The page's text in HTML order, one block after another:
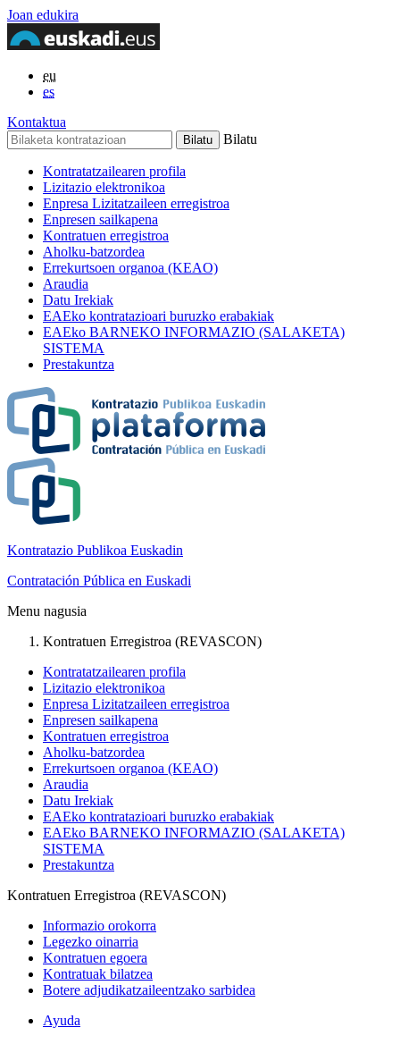
Joan edukira
eu
es
Kontaktua
Bilatu
Kontratatzailearen profila
Lizitazio elektronikoa
Enpresa Lizitatzaileen erregistroa
Enpresen sailkapena
Kontratuen erregistroa
Aholku-batzordea
Errekurtsoen organoa (KEAO)
Araudia
Datu Irekiak
EAEko kontratazioari buruzko erabakiak
EAEko BARNEKO INFORMAZIO (SALAKETA)
SISTEMA
Prestakuntza
Kontratazio Publikoa Euskadin
Contratación Pública en Euskadi
Menu nagusia
Kontratuen Erregistroa (REVASCON)
Kontratatzailearen profila
Lizitazio elektronikoa
Enpresa Lizitatzaileen erregistroa
Enpresen sailkapena
Kontratuen erregistroa
Aholku-batzordea
Errekurtsoen organoa (KEAO)
Araudia
Datu Irekiak
EAEko kontratazioari buruzko erabakiak
EAEko BARNEKO INFORMAZIO (SALAKETA)
SISTEMA
Prestakuntza
Kontratuen Erregistroa (REVASCON)
Informazio orokorra
Legezko oinarria
Kontratuen egoera
Kontratuak bilatzea
Botere adjudikatzaileentzako sarbidea
Ayuda